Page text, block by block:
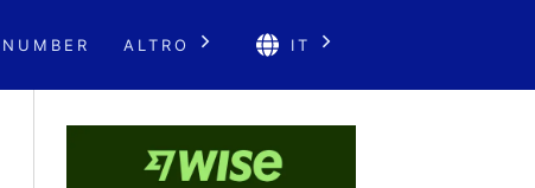
ALTRO IT